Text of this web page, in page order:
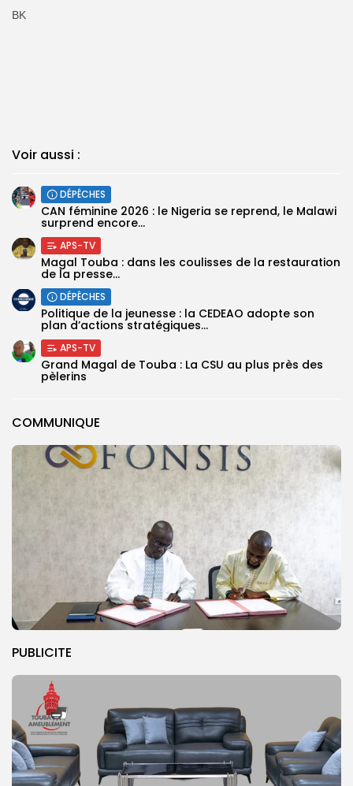
COMMUNIQUE
PUBLICITE
BK
Voir aussi :
DÉPÊCHES
‎CAN féminine 2026 : le Nigeria se reprend, le Malawi
surprend encore...
APS-TV
Magal Touba : dans les coulisses de la restauration
de la presse...
DÉPÊCHES
Politique de la jeunesse : la CEDEAO adopte son
plan d’actions stratégiques...
APS-TV
Grand Magal de Touba : La CSU au plus près des
pèlerins